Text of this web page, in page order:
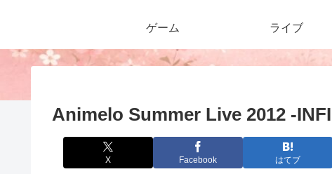
ゲーム ライブ
Animelo Summer Live 2012 -
X Facebook はてブ